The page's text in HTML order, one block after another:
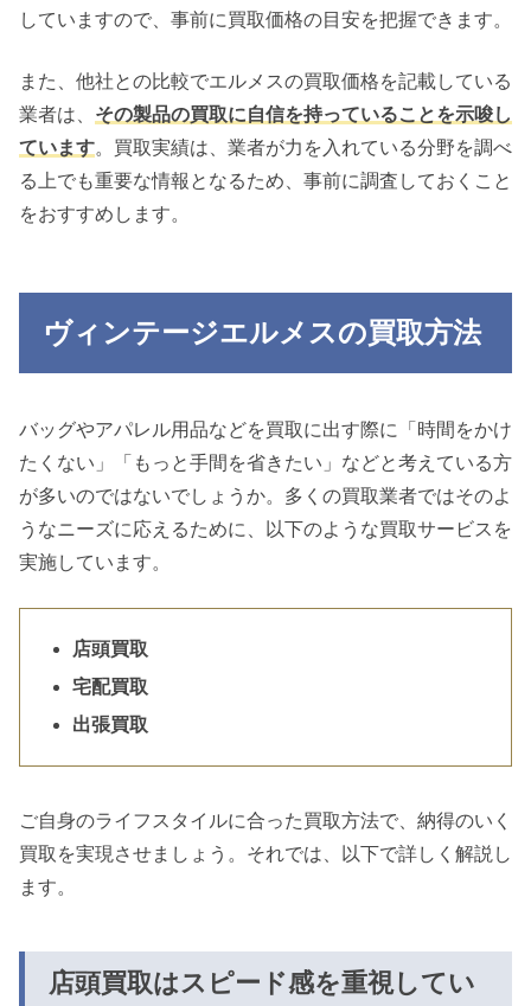
していますので、事前に買取価格の目安を把握できます。
また、他社との比較でエルメスの買取価格を記載している
業者は、 その製品の買取に自信を持っていることを示唆し
ています。買取実績は、業者が力を入れている分野を調べ
る上でも重要な情報となるため、事前に調査しておくこと
をおすすめします。
ヴィンテージエルメスの買取方法
バッグやアパレル用品などを買取に出す際に「時間をかけ
たくない」「もっと手間を省きたい」などと考えている方
が多いのではないでしょうか。多くの買取業者ではそのよ
うなニーズに応えるために、以下のような買取サービスを
実施しています。
店頭買取
宅配買取
出張買取
ご自身のライフスタイルに合った買取方法で、納得のいく
買取を実現させましょう。それでは、以下で詳しく解説し
ます。
店頭買取はスピード感を重視してい